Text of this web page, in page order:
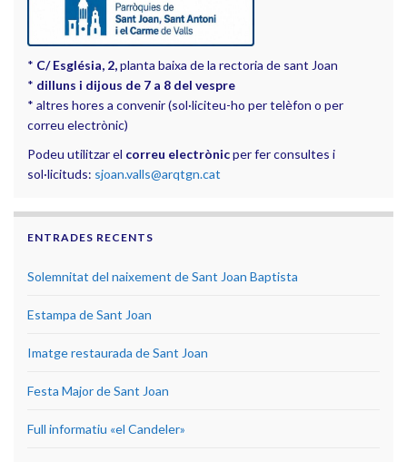
* C/ Església, 2,planta baixa de la rectoria de sant Joan
* dilluns i dijous de 7 a 8 del vespre
* altres hores a convenir (sol·liciteu-ho per telèfon o per
correu electrònic)
Podeu utilitzar el correu electrònicper fer consultes i
sol·licituds: sjoan.valls@arqtgn.cat
ENTRADES RECENTS
Solemnitat del naixement de Sant Joan Baptista
Estampa de Sant Joan
Imatge restaurada de Sant Joan
Festa Major de Sant Joan
Full informatiu «el Candeler»